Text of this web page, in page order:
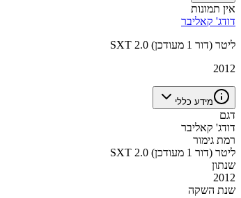
אין תמונות
דודג' קאליבר
SXT 2.0 ליטר (דור 1 מעודכן)
2012
מידע כללי
דגם
דודג' קאליבר
רמת גימור
SXT 2.0 ליטר (דור 1 מעודכן)
שנתון
2012
שנת השקה